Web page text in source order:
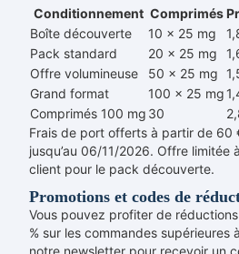
Conditionnement Comprimés
Boîte découverte
10 x 25 mg
Pack standard
20 x 25 mg
Offre volumineuse
50 x 25 mg
Grand format
100 x 25 mg
Comprimés 100 mg 30
Frais de port offerts à partir de 60
jusqu’au 06/11/2026. Offre limitée
client pour le pack découverte.
Promotions et codes de
Vous pouvez profiter de réductions
% sur les commandes
notre newsletter pour recevoir un